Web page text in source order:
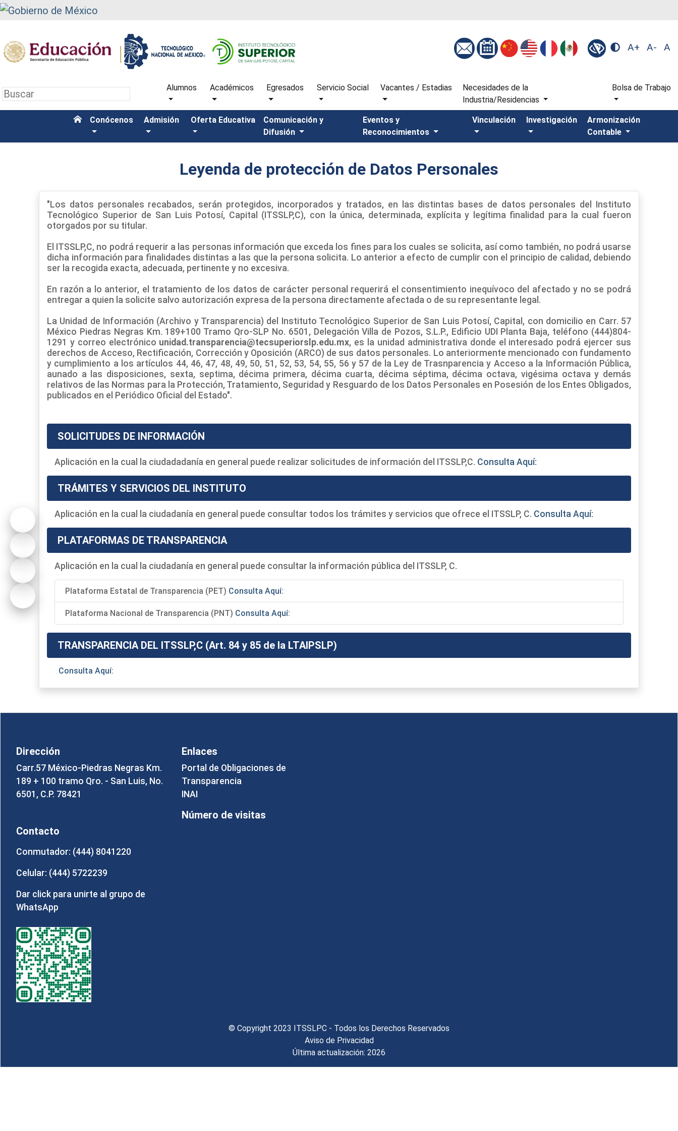
A+ A- A
Alumnos Académicos Egresados Servicio Social Vacantes / Estadias
Necesidades de la
Industria/Residencias
Bolsa de Trabajo
Conócenos Admisión Oferta Educativa
Comunicación y
Difusión
Eventos y
Reconocimientos
Vinculación Investigación
Armonización
Contable
Leyenda de protección de Datos Personales
"Los datos personales recabados, serán protegidos, incorporados y tratados, en las distintas bases de datos personales del Instituto
Tecnológico Superior de San Luis Potosí, Capital (ITSSLP,C), con la única, determinada, explícita y legítima finalidad para la cual fueron
otorgados por su titular.
El ITSSLP,C, no podrá requerir a las personas información que exceda los fines para los cuales se solicita, así como también, no podrá usarse
dicha información para finalidades distintas a las que la persona solicita. Lo anterior a efecto de cumplir con el principio de calidad, debiendo
ser la recogida exacta, adecuada, pertinente y no excesiva.
En razón a lo anterior, el tratamiento de los datos de carácter personal requerirá el consentimiento inequívoco del afectado y no se podrá
entregar a quien la solicite salvo autorización expresa de la persona directamente afectada o de su representante legal.
La Unidad de Información (Archivo y Transparencia) del Instituto Tecnológico Superior de San Luis Potosí, Capital, con domicilio en Carr. 57
México Piedras Negras Km. 189+100 Tramo Qro-SLP No. 6501, Delegación Villa de Pozos, S.L.P., Edificio UDI Planta Baja, teléfono (444)804-
1291 y correo electrónico unidad.transparencia@tecsuperiorslp.edu.mx, es la unidad administrativa donde el interesado podrá ejercer sus
derechos de Acceso, Rectificación, Corrección y Oposición (ARCO) de sus datos personales. Lo anteriormente mencionado con fundamento
y cumplimiento a los artículos 44, 46, 47, 48, 49, 50, 51, 52, 53, 54, 55, 56 y 57 de la Ley de Trasnparencia y Acceso a la Información Pública,
aunado a las disposiciones, sexta, septima, décima primera, décima cuarta, décima séptima, décima octava, vigésima octava y demás
relativos de las Normas para la Protección, Tratamiento, Seguridad y Resguardo de los Datos Personales en Posesión de los Entes Obligados,
publicados en el Periódico Oficial del Estado".
SOLICITUDES DE INFORMACIÓN
Aplicación en la cual la ciudadadanía en general puede realizar solicitudes de información del ITSSLP,C. Consulta Aquí:
TRÁMITES Y SERVICIOS DEL INSTITUTO
Aplicación en la cual la ciudadanía en general puede consultar todos los trámites y servicios que ofrece el ITSSLP, C. Consulta Aquí:
PLATAFORMAS DE TRANSPARENCIA
Aplicación en la cual la ciudadanía en general puede consultar la información pública del ITSSLP, C.
Plataforma Estatal de Transparencia (PET) Consulta Aquí:
Plataforma Nacional de Transparencia (PNT) Consulta Aquí:
TRANSPARENCIA DEL ITSSLP,C (Art. 84 y 85 de la LTAIPSLP)
Consulta Aquí:
Dirección
Carr.57 México-Piedras Negras Km.
189 + 100 tramo Qro. - San Luis, No.
6501, C.P. 78421
Contacto
Conmutador: (444) 8041220
Celular: (444) 5722239
Dar click para unirte al grupo de
WhatsApp
Enlaces
Portal de Obligaciones de
Transparencia
INAI
Número de visitas
© Copyright 2023 ITSSLPC - Todos los Derechos Reservados
Aviso de Privacidad
Última actualización: 2026